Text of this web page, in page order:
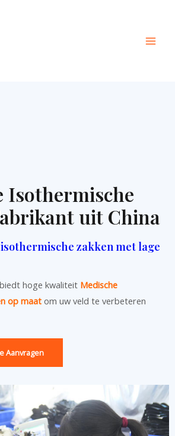
Isothermische
uit China
zakken met lage
biedt hoge kwaliteit Medische
op maat om uw veld te verbeteren
Aanvragen